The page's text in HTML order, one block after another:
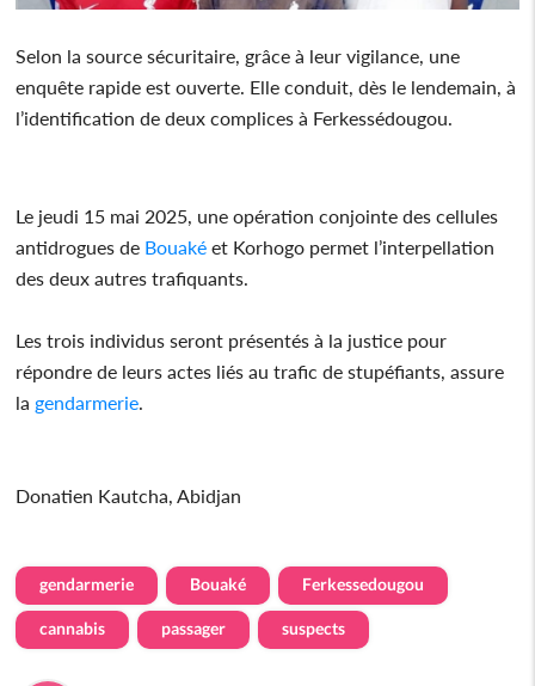
Selon la source sécuritaire, grâce à leur vigilance, une
enquête rapide est ouverte. Elle conduit, dès le lendemain, à
l’identification de deux complices à Ferkessédougou.
Le jeudi 15 mai 2025, une opération conjointe des cellules
antidrogues de Bouaké et Korhogo permet l’interpellation
des deux autres trafiquants.
Les trois individus seront présentés à la justice pour
répondre de leurs actes liés au trafic de stupéfiants, assure
la gendarmerie
Donatien Kautcha, Abidjan
gendarmerie Bouaké Ferkessedougou
cannabis passager suspects